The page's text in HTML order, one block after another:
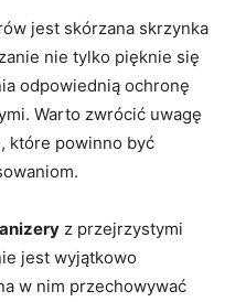
jest skórzana skrzynka
nie tylko ‌pięknie się
odpowiednią ochronę
Warto⁤ zwrócić uwagę
które powinno​ być
z przejrzystymi
​jest wyjątkowo
w nim przechowywać